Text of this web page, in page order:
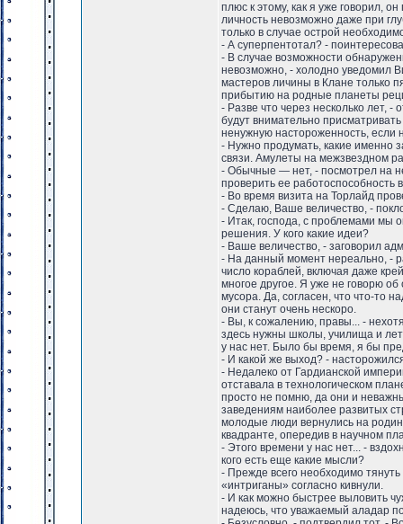
плюс к этому, как я уже говорил,
личность невозможно даже при
только в случае острой
- А суперпентотал? -
- В случае возможности
невозможно, - холодно уведомил
мастеров личины в Клане только
прибытию на родные планеты
- Разве что через несколько лет,
будут внимательно
ненужную настороженность, если
- Нужно продумать, какие именно
связи. Амулеты на межзвездном
- Обычные — нет, - посмотрел на
проверить ее работоспособность
- Во время визита на Торлайд
- Сделаю, Ваше величество, -
- Итак, господа, с проблемами мы
решения. У кого какие идеи?
- Ваше величество, - заговорил
- На данный момент нереально, -
число кораблей, включая даже
многое другое. Я уже не говорю
мусора. Да, согласен, что что-то
они станут очень нескоро.
- Вы, к сожалению, правы... -
здесь нужны школы, училища и
у нас нет. Было бы время, я бы
- И какой же выход? -
- Недалеко от Гардианской
отставала в технологическом
просто не помню, да они и
заведениям наиболее развитых
молодые люди вернулись на
квадранте, опередив в научном
- Этого времени у нас нет... -
кого есть еще какие мысли?
- Прежде всего необходимо
«интриганы» согласно кивнули.
- И как можно быстрее выловить
надеюсь, что уважаемый аладар